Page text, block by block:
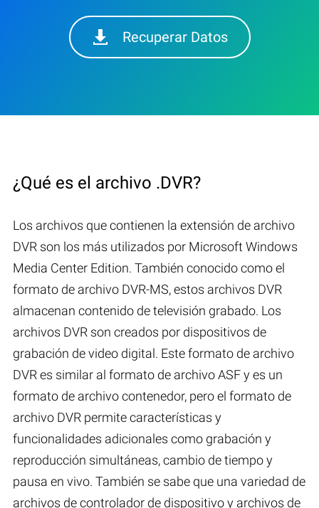
Recuperar Datos
¿Qué es el archivo .DVR?
Los archivos que contienen la extensión de archivo
DVR son los más utilizados por Microsoft Windows
Media Center Edition. También conocido como el
formato de archivo DVR-MS, estos archivos DVR
almacenan contenido de televisión grabado. Los
archivos DVR son creados por dispositivos de
grabación de video digital. Este formato de archivo
DVR es similar al formato de archivo ASF y es un
formato de archivo contenedor, pero el formato de
archivo DVR permite características y
funcionalidades adicionales como grabación y
reproducción simultáneas, cambio de tiempo y
pausa en vivo. También se sabe que una variedad de
archivos de controlador de dispositivo y archivos de